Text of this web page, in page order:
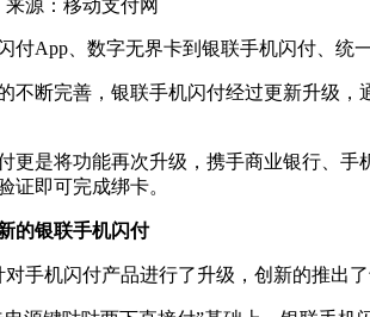
来源：移动支付网
付App、数字无界卡到银联手机闪付、统
不断完善，银联手机闪付经过更新升级
更是将功能再次升级，携手商业银行、
证即可完成绑卡。
的银联手机闪付
手机闪付产品进行了升级，创新的推出